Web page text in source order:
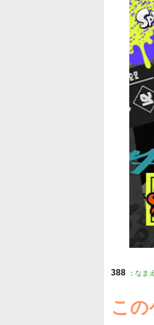
388 : なま
こ